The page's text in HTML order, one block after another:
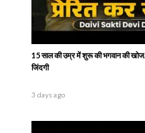
15 साल की उम्र में शुरू की भगवान की
जिंदगी
3 days ago